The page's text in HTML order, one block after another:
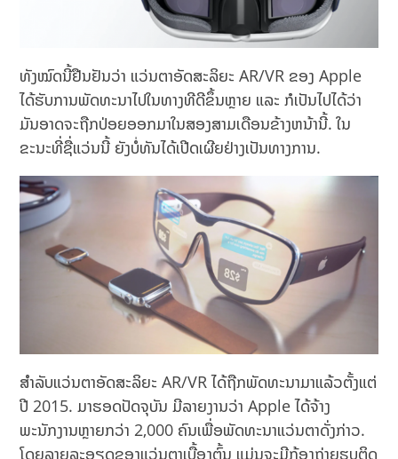
ທັງໝົດນີ້ຢືນຢັນວ່າ ແວ່ນຕາອັດສະລິຍະ AR/VR ຂອງ Apple
ໄດ້ຮັບການພັດທະນາໄປໃນທາງທີດີຂຶ້ນຫຼາຍ ແລະ ກໍເປັນໄປໄດ້ວ່າ
ມັນອາດຈະຖືກປ່ອຍອອກມາໃນສອງສາມເດືອນຂ້າງຫນ້ານີ້. ໃນ
ຂະນະທີ່ຊື່ແວ່ນນີ້ ຍັງບໍ່ທັນໄດ້ເປີດເຜີຍຢ່າງເປັນທາງການ.
ສຳລັບແວ່ນຕາອັດສະລິຍະ AR/VR ໄດ້ຖືກພັດທະນາມາແລ້ວຕັ້ງແຕ່
ປີ 2015. ມາຮອດປັດຈຸບັນ ມີລາຍງານວ່າ Apple ໄດ້ຈ້າງ
ພະນັກງານຫຼາຍກວ່າ 2,000 ຄົນເພື່ອພັດທະນາແວ່ນຕາດັ່ງກ່າວ.
ໂດຍລາຍລະອຽດຂອງແວ່ນຕາເບື້ອງຕົ້ນ ແມ່ນຈະມີກ້ອງຖ່າຍຮູບຕິດ